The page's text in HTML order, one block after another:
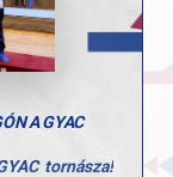
a versenyzők
A GYAC
tornásza!